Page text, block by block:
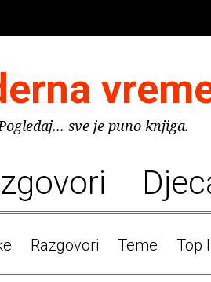
sve je puno knjiga.
Razgovori Teme Top